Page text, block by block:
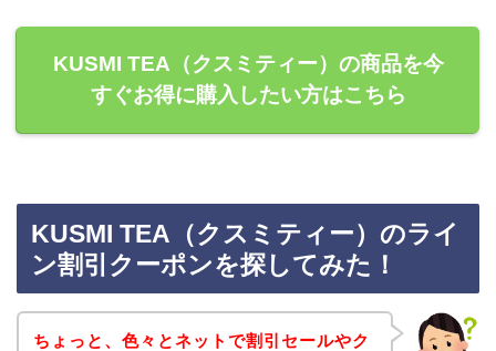
KUSMI TEA（クスミティー）の商品を今
すぐお得に購入したい方はこちら
KUSMI TEA（クスミティー）のライ
ン割引クーポンを探してみた！
ちょっと、色々とネットで割引セールやク